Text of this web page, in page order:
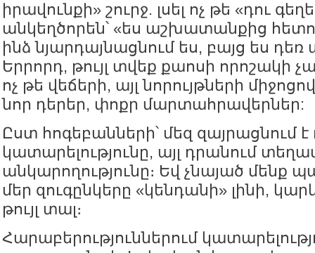
իրավունքի» շուրջ. լսել ոչ թե «դու
անկեղծորեն՝ «ես աշխատանքից
ինձ նյարդայնացնում ես, բայց ես դեռ
Երրորդ, թույլ տվեք քաոսի որոշակի
ոչ թե վեճերի, այլ նորույթների
նոր դերեր, փոքր մարտահրավերներ:
Ըստ հոգեբանների՝ մեզ զայրացնում է
կատարելությունը, այլ դրանում
անկարողությունը։ Եվ չնայած մենք
մեր զուգընկերը «կենդանի» լինի,
թույլ տալ։
Հարաբերություններում